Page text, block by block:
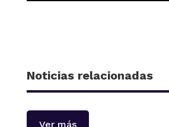
Noticias relacionadas
Ver más